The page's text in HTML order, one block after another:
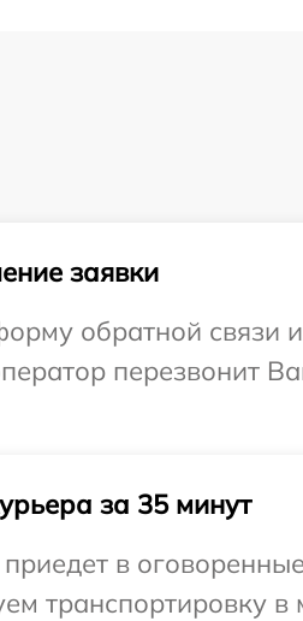
заявки
обратной связи
перезвонит
за 35 минут
в
транспортировку в